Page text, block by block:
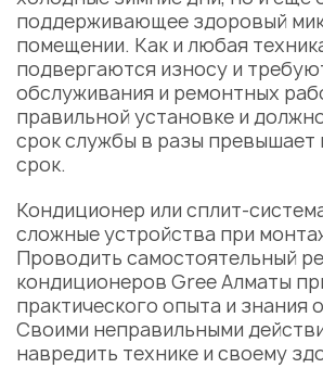
поддерживающее здоровый
помещении. Как и любая
подвергаются износу и
обслуживания и ремонтных
правильной установке и
срок службы в разы превышает
срок.
Кондиционер или сплит-
сложные устройства при
Проводить самостоятельный
кондиционеров Gree Алматы
практического опыта и знания
Своими неправильными
навредить технике и своему